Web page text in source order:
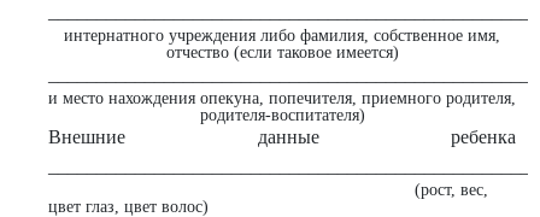
интернатного учреждения либо фамилия, собственное имя,
отчество (если таковое имеется)
и место нахождения опекуна, попечителя, приемного родителя,
родителя-воспитателя)
Внешние данные ребенка
(рост, вес,
цвет глаз, цвет волос)